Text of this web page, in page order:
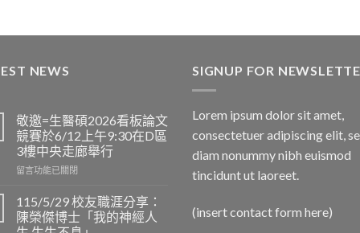
NEWS
敬邀=生醫碩2026看板論文
競賽於6/12上午9:30在D區
3樓中央走廊舉行
在
邀
=
生
留言功能已關閉
115/5/29 校友職涯分享：
陳榮傑博士「我的神經人
SIGNUP FOR
Lorem ipsum dolor sit amet,
consectetuer adipiscing elit,
diam nonummy nibh euismod
tincidunt ut laoreet.
(insert contact form here)